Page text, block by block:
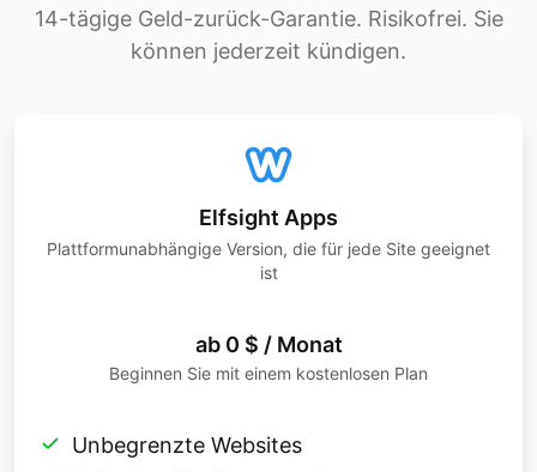
14-tägige Geld-zurück-Garantie. Risikofrei. Sie
können jederzeit kündigen.
Elfsight Apps
Plattformunabhängige Version, die für jede Site geeignet
ist
ab 0 $ / Monat
Beginnen Sie mit einem kostenlosen Plan
Unbegrenzte Websites